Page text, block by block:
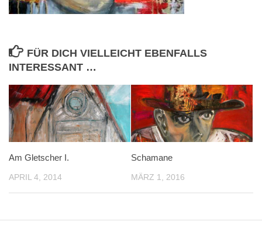
FÜR DICH VIELLEICHT EBENFALLS
INTERESSANT …
Am Gletscher I.
APRIL 4, 2014
Schamane
MÄRZ 1, 2016